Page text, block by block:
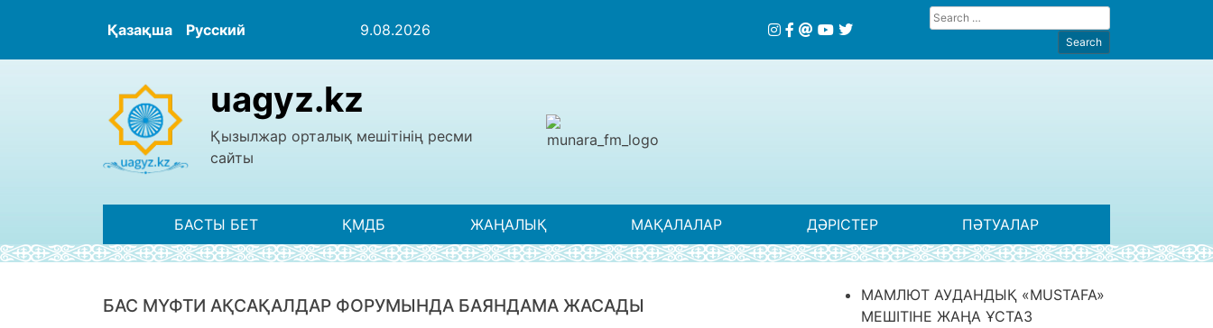
Қазақша Русский 9.08.2026
uagyz.kz
Қызылжар орталық мешітінің ресми
сайты
БАСТЫ БЕТ ҚМДБ ЖАҢАЛЫҚ МАҚАЛАЛАР ДӘРІСТЕР ПӘТУАЛАР
БАС МҮФТИ АҚСАҚАЛДАР ФОРУМЫНДА БАЯНДАМА ЖАСАДЫ
МАМЛЮТ АУДАНДЫҚ «MUSTAFA»
МЕШІТІНЕ ЖАҢА ҰСТАЗ